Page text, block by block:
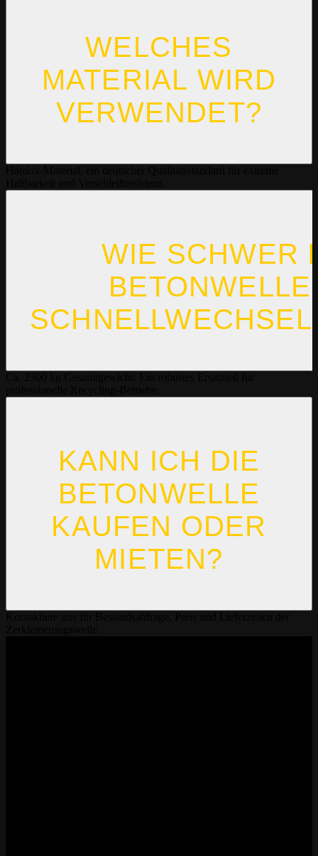
WELCHES
MATERIAL WIRD
VERWENDET?
WIE SCHWER
KANN ICH DIE
BETONWELLE
KAUFEN ODER
MIETEN?